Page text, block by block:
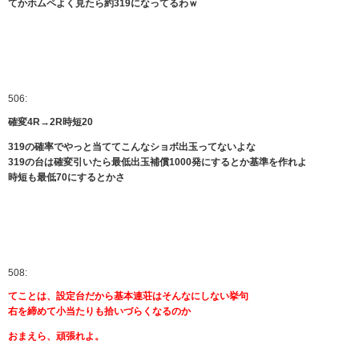
てかホムペよく見たら約319になってるわｗ
506:
確変4R→2R時短20
319の確率でやっと当ててこんなショボ出玉ってないよな
319の台は確変引いたら最低出玉補償1000発にするとか基準を作れよ
時短も最低70にするとかさ
508:
てことは、設定台だから基本連荘はそんなにしない挙句
右を締めて小当たりも拾いづらくなるのか
おまえら、頑張れよ。